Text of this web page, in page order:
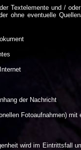
Textelemente und /
ohne eventuelle
der Nachricht
Fotoaufnahmen) mit
wird im Eintrittsfall